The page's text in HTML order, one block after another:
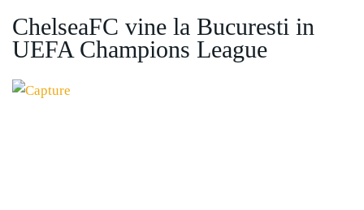
ChelseaFC vine la Bucuresti in
UEFA Champions League